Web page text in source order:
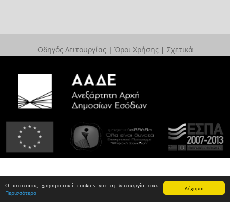
Δέχομαι
Ο ιστότοπος χρησιμοποιεί cookies για τη λειτουργία του.
Περισσότερα
Οδηγός Λειτουργίας | Όροι Χρήσης | Σχετικά